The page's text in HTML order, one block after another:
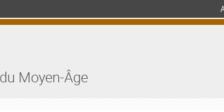
Moyen-Âge